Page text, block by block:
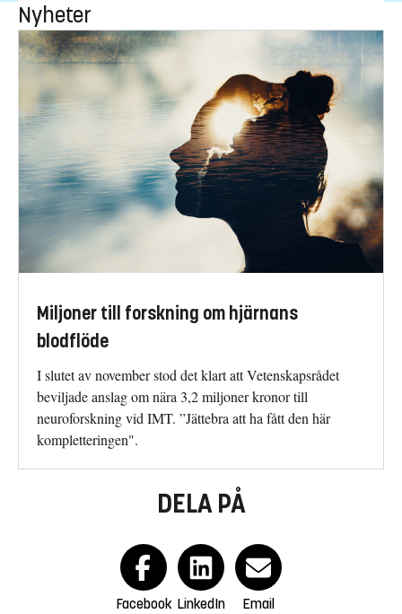
Nyheter
Miljoner till forskning om hjärnans
blodflöde
I slutet av november stod det klart att Vetenskapsrådet
beviljade anslag om nära 3,2 miljoner kronor till
neuroforskning vid IMT. ”Jättebra att ha fått den här
kompletteringen".
DELA PÅ
Facebook LinkedIn Email